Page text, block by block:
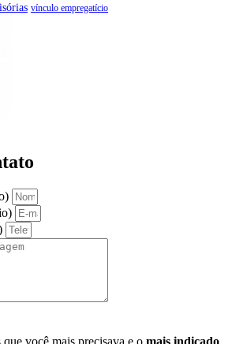
vínculo empregatício
que você mais precisava e o mais indicado